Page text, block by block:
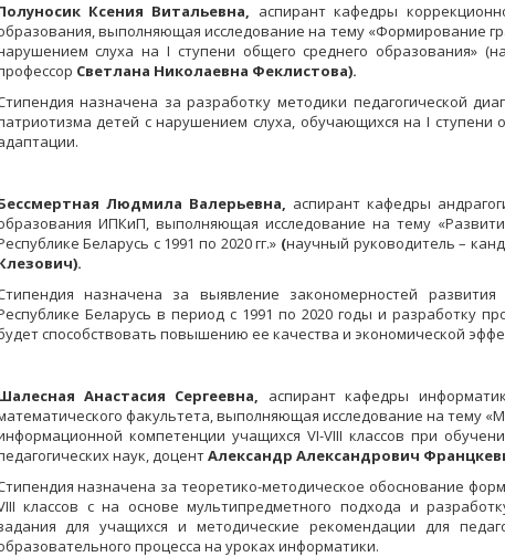
Ксения Витальевна, аспирант кафедры
выполняющая исследование на тему «Формирование
слуха на I ступени общего среднего образования»
Светлана Николаевна Феклистова).
назначена за разработку методики педагогической
детей с нарушением слуха, обучающихся на I ступени
Людмила Валерьевна, аспирант кафедры
ИПКиП, выполняющая исследование на тему
Беларусь с 1991 по 2020 гг.» (научный руководитель –
).
назначена за выявление закономерностей
Беларусь в период с 1991 по 2020 годы и разработку
способствовать повышению ее качества и экономической
Анастасия Сергеевна, аспирант кафедры
факультета, выполняющая исследование на тему
компетенции учащихся VI-VIII классов при
наук, доцентАлександр Александрович
назначена за теоретико-методическое обоснование
классов с на основе мультипредметного подхода и
для учащихся и методические рекомендации для
процесса на уроках информатики.